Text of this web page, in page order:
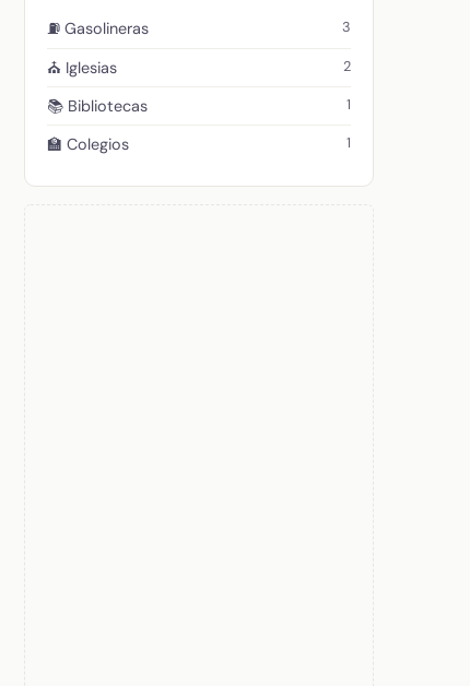
⛽ Gasolineras 3
⛪ Iglesias 2
📚 Bibliotecas 1
🏫 Colegios 1